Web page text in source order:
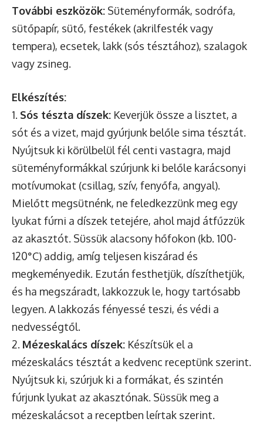
További eszközök: Süteményformák, sodrófa,
sütőpapír, sütő, festékek (akrilfesték vagy
tempera), ecsetek, lakk (sós tésztához), szalagok
vagy zsineg.
Elkészítés:
1. Sós tészta díszek: Keverjük össze a lisztet, a
sót és a vizet, majd gyúrjunk belőle sima tésztát.
Nyújtsuk ki körülbelül fél centi vastagra, majd
süteményformákkal szúrjunk ki belőle karácsonyi
motívumokat (csillag, szív, fenyőfa, angyal).
Mielőtt megsütnénk, ne feledkezzünk meg egy
lyukat fúrni a díszek tetejére, ahol majd átfűzzük
az akasztót. Süssük alacsony hőfokon (kb. 100-
120°C) addig, amíg teljesen kiszárad és
megkeményedik. Ezután festhetjük, díszíthetjük,
és ha megszáradt, lakkozzuk le, hogy tartósabb
legyen. A lakkozás fényessé teszi, és védi a
nedvességtől.
2. Mézeskalács díszek: Készítsük el a
mézeskalács tésztát a kedvenc receptünk szerint.
Nyújtsuk ki, szúrjuk ki a formákat, és szintén
fúrjunk lyukat az akasztónak. Süssük meg a
mézeskalácsot a receptben leírtak szerint.